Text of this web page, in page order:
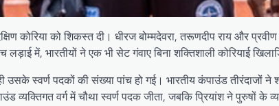
कोरिया को शिकस्त दी। धीरज बोम्मदेवरा, तरूणदीप राय और
लड़ाई में, भारतीयों ने एक भी सेट गंवाए बिना शक्तिशाली कोरियाई
पदकों की संख्या पांच हो गई। भारतीय कंपाउंड तीरंदाजों ने
व्यक्तिगत वर्ग में चौथा स्वर्ण पदक जीता, जबकि प्रियांश ने पुरुषों